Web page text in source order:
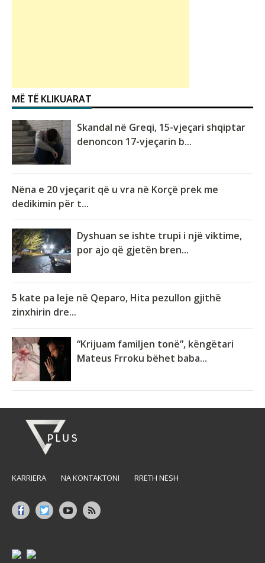
MË TË KLIKUARAT
Skandal në Greqi, 15-vjeçari shqiptar
denoncon 17-vjeçarin b...
Nëna e 20 vjeçarit që u vra në Korçë prek me
dedikimin për t...
Dyshuan se ishte trupi i një viktime,
por ajo që gjetën bren...
5 kate pa leje në Qeparo, Hita pezullon gjithë
zinxhirin dre...
“Krijuam familjen tonë”, këngëtari
Mateus Frroku bëhet baba...
KARRIERA NA KONTAKTONI RRETH NESH